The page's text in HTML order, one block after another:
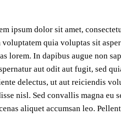
ipsum dolor sit amet,
quia voluptas sit
lorem. In dapibus augue non
aut odit aut fugit, sed
delectus, ut aut reiciendis
nisl. Sed convallis magna eu
aliquet accumsan leo.